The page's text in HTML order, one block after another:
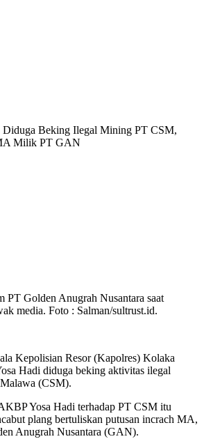
Diduga Beking Ilegal Mining PT CSM,
Milik PT GAN
PT Golden Anugrah Nusantara saat
media. Foto : Salman/sultrust.id.
Kepolisian Resor (Kapolres) Kolaka
Hadi diduga beking aktivitas ilegal
(CSM).
Yosa Hadi terhadap PT CSM itu
plang bertuliskan putusan incrach MA,
Anugrah Nusantara (GAN).